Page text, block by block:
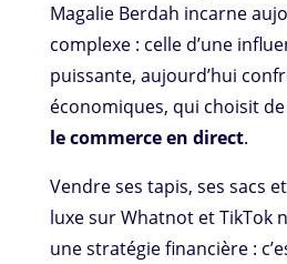
Magalie Berdah incarne
complexe : celle d’une
puissante, aujourd’hui
économiques, qui choisit de
le commerce en direct.
Vendre ses tapis, ses sacs
luxe sur Whatnot et TikTok
une stratégie financière :